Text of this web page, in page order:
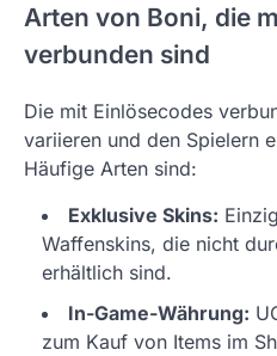
Arten von Boni, die
verbunden sind
Die mit Einlösecodes
variieren und den Spielern
Häufige Arten sind:
Exklusive Skins:
Waffenskins, die nicht
erhältlich sind.
In-Game-Währung:
zum Kauf von Items im